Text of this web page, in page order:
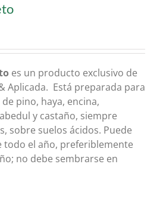
es un producto exclusivo de
Aplicada. Está preparada para
pino, haya, encina,
y castaño, siempre
sobre suelos ácidos. Puede
todo el año, preferiblemente
no debe sembrarse en